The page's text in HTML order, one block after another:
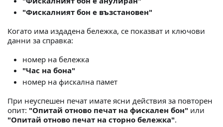
"Фискалният бон е възстановен"
Когато има издадена бележка, се показват и ключови
данни за справка:
номер на бележка
"Час на бона"
номер на фискална памет
При неуспешен печат имате ясни действия за повторен
опит: "Опитай отново печат на фискален бон" или
"Опитай отново печат на сторно бележка".